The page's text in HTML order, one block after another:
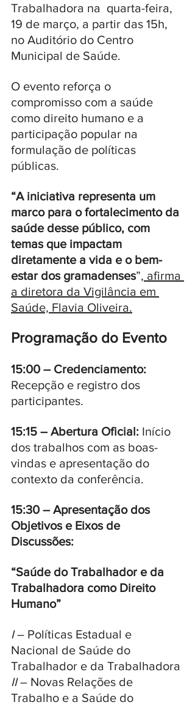
Trabalhadora na  quarta-feira,
19 de março, a partir das 15h,
no Auditório do Centro
Municipal de Saúde.
O evento reforça o
compromisso com a saúde
como direito humano e a
participação popular na
formulação de políticas
públicas.
“A iniciativa representa um
marco para o fortalecimento da
saúde desse público, com
temas que impactam
diretamente a vida e o bem-
estar dos gramadenses”, afirma
a diretora da Vigilância em
Saúde, Flavia Oliveira.
Programação do Evento
15:00 – Credenciamento:
Recepção e registro dos
participantes.
15:15 – Abertura Oficial: Início
dos trabalhos com as boas-
vindas e apresentação do
contexto da conferência.
15:30 – Apresentação dos
Objetivos e Eixos de
Discussões:
“Saúde do Trabalhador e da
Trabalhadora como Direito
Humano”
I – Políticas Estadual e
Nacional de Saúde do
Trabalhador e da Trabalhadora
II – Novas Relações de
Trabalho e a Saúde do